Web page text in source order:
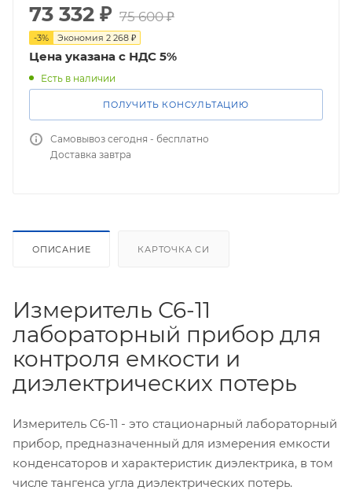
73 332 ₽ 75 600₽
-3% Экономия 2 268 ₽
Цена указана с НДС 5%
Есть в наличии
ПОЛУЧИТЬ КОНСУЛЬТАЦИЮ
Самовывоз сегодня - бесплатно
Доставка завтра
ОПИСАНИЕ КАРТОЧКА СИ
Измеритель С6-11
лабораторный прибор для
контроля емкости и
диэлектрических потерь
Измеритель С6-11 - это стационарный лабораторный
прибор, предназначенный для измерения емкости
конденсаторов и характеристик диэлектрика, в том
числе тангенса угла диэлектрических потерь.